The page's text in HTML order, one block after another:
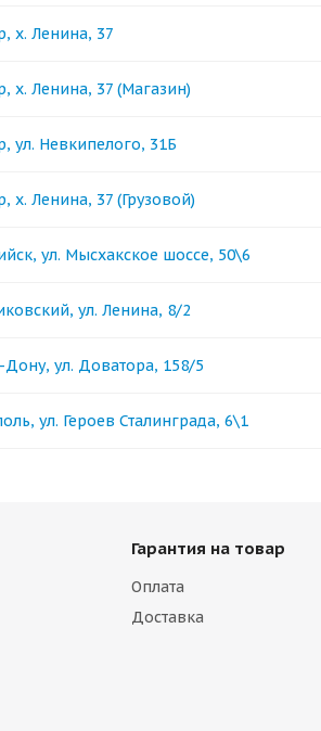
х. Ленина, 37
х. Ленина, 37 (Магазин)
ул. Невкипелого, 31Б
х. Ленина, 37 (Грузовой)
ул. Мысхакское шоссе, 50\6
ул. Ленина, 8/2
Дону, ул. Доватора, 158/5
ул. Героев Сталинграда, 6\1
Гарантия на товар
Оплата
Доставка